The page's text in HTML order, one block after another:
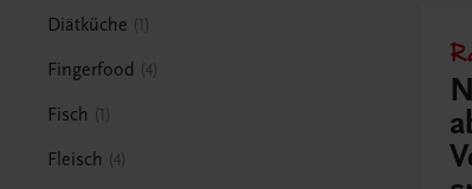
Diätküche 1
Fingerfood 4
Fisch 1
Fleisch 4